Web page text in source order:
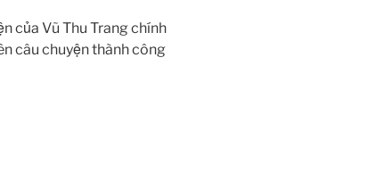
của Vũ Thu Trang chính
câu chuyện thành công